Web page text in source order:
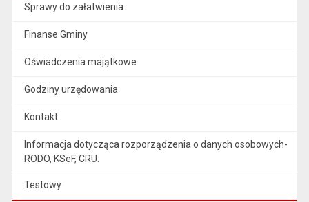
Sprawy do załatwienia
Finanse Gminy
Oświadczenia majątkowe
Godziny urzędowania
Kontakt
Informacja dotycząca rozporządzenia o danych osobowych-
RODO, KSeF, CRU.
Testowy